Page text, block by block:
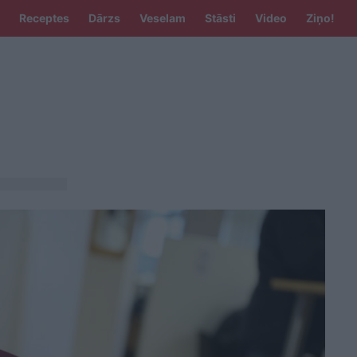
Receptes Dārzs Veselam Stāsti Video Ziņo!